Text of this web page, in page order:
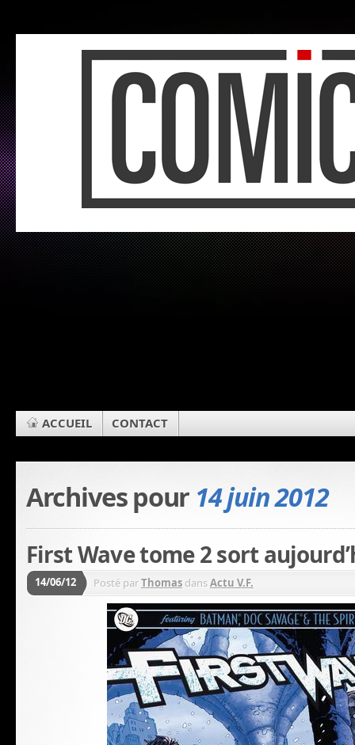
ACCUEIL CONTACT
Archives pour 14 juin 2012
First Wave tome 2 sort
14/06/12 Posté parThomas dansActu V.F.